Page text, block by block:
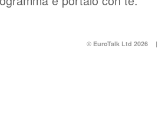
© EuroTalk Ltd 2026 |